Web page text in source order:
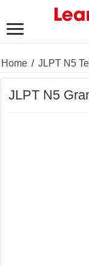
Home / JLPT N5
JLPT N5